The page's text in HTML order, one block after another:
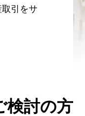
引をサ
検討の方